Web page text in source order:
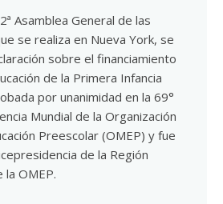
Asamblea General de las
se realiza en Nueva York, se
sobre el financiamiento
de la Primera Infancia
por unanimidad en la 69°
Mundial de la Organización
Preescolar (OMEP) y fue
de la Región
la OMEP.